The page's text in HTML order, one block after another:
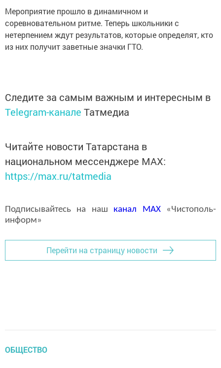
Мероприятие прошло в динамичном и
соревновательном ритме. Теперь школьники с
нетерпением ждут результатов, которые определят, кто
из них получит заветные значки ГТО.
Следите за самым важным и интересным в
Telegram-канале Татмедиа
Читайте новости Татарстана в
национальном мессенджере MАХ:
https://max.ru/tatmedia
Подписывайтесь на наш канал MAX«Чистополь-
информ»
Перейти на страницу новости
ОБЩЕСТВО